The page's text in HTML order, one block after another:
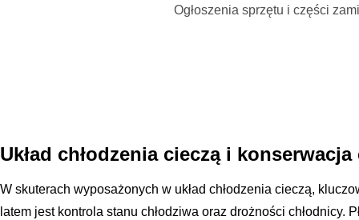
Ogłoszenia sprzętu i części
Układ chłodzenia cieczą i konserwacja
W skuterach wyposażonych w układ chłodzenia cieczą,
latem jest kontrola stanu chłodziwa oraz drożności chłodnicy.